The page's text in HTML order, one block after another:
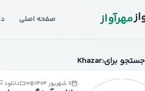
مهرآواز صفحه اصلی
برای:Khazar
۱۱ شهریور ۱۴۰۴ ۰